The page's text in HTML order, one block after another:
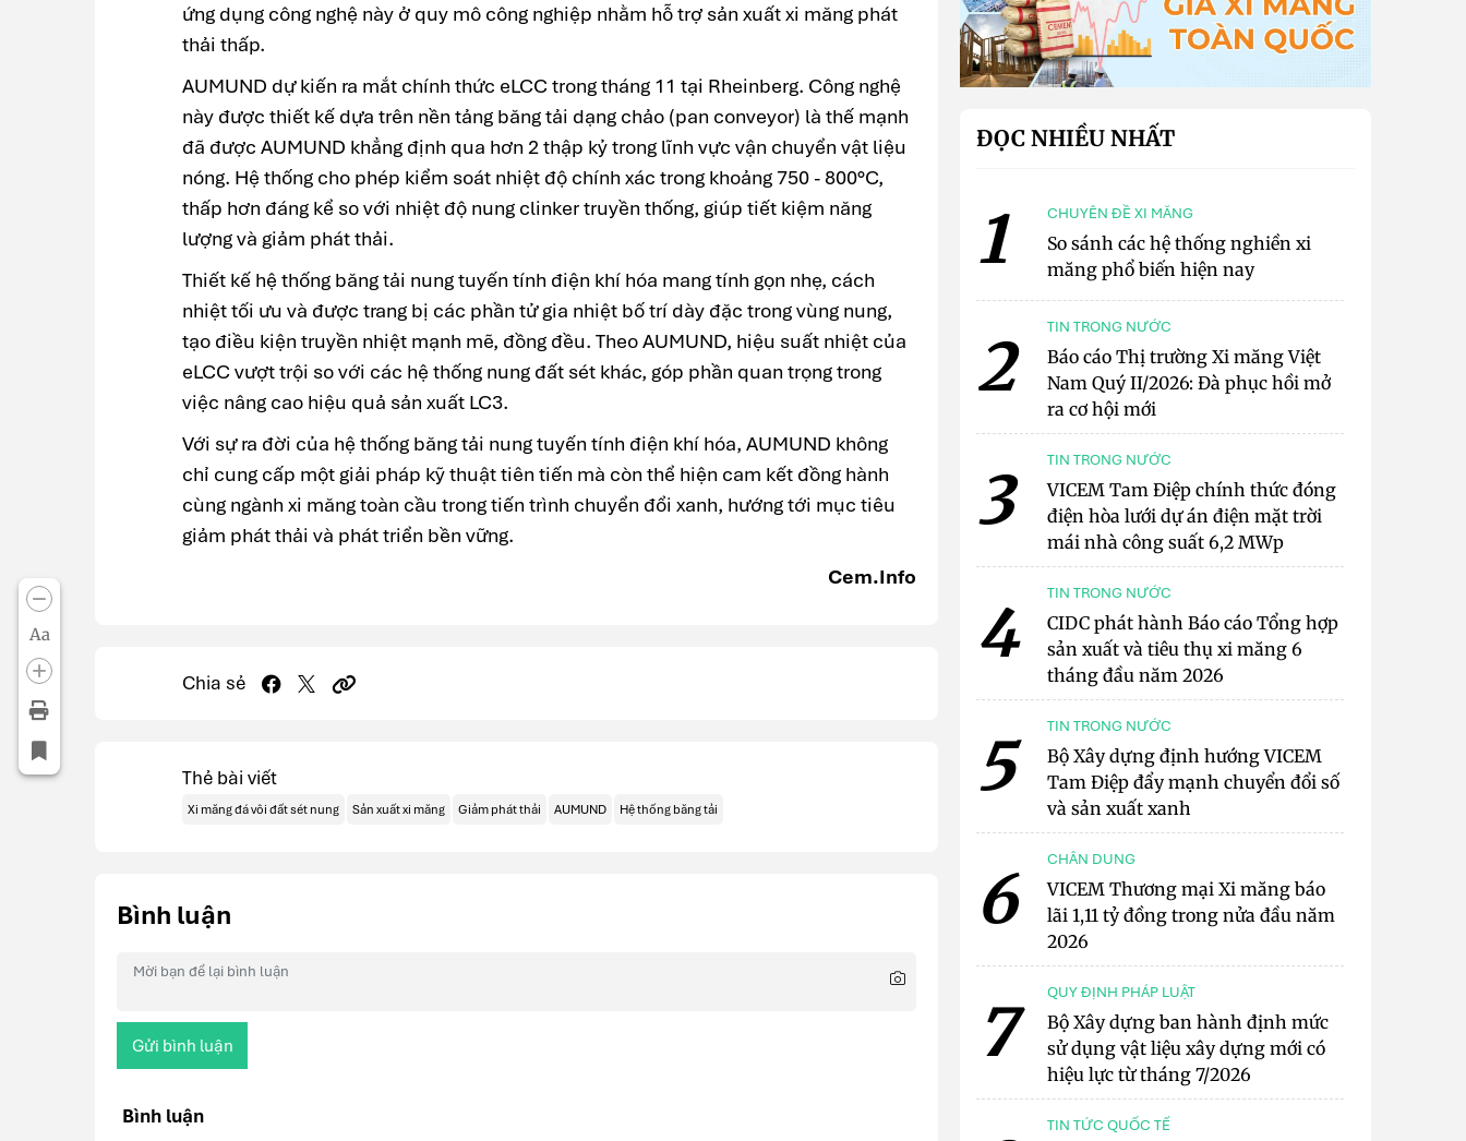
Aa
ứng dụng công nghệ này ở quy mô công nghiệp nhằm hỗ trợ sản xuất xi măng phát
thải thấp.
AUMUND dự kiến ra mắt chính thức eLCC trong tháng 11 tại Rheinberg. Công nghệ
này được thiết kế dựa trên nền tảng băng tải dạng chảo (pan conveyor) là thế mạnh
đã được AUMUND khẳng định qua hơn 2 thập kỷ trong lĩnh vực vận chuyển vật liệu
nóng. Hệ thống cho phép kiểm soát nhiệt độ chính xác trong khoảng 750 - 800°C,
thấp hơn đáng kể so với nhiệt độ nung clinker truyền thống, giúp tiết kiệm năng
lượng và giảm phát thải.
Thiết kế hệ thống băng tải nung tuyến tính điện khí hóa mang tính gọn nhẹ, cách
nhiệt tối ưu và được trang bị các phần tử gia nhiệt bố trí dày đặc trong vùng nung,
tạo điều kiện truyền nhiệt mạnh mẽ, đồng đều. Theo AUMUND, hiệu suất nhiệt của
eLCC vượt trội so với các hệ thống nung đất sét khác, góp phần quan trọng trong
việc nâng cao hiệu quả sản xuất LC3.
Với sự ra đời của hệ thống băng tải nung tuyến tính điện khí hóa, AUMUND không
chỉ cung cấp một giải pháp kỹ thuật tiên tiến mà còn thể hiện cam kết đồng hành
cùng ngành xi măng toàn cầu trong tiến trình chuyển đổi xanh, hướng tới mục tiêu
giảm phát thải và phát triển bền vững.
Cem.Info
Chia sẻ
Thẻ bài viết
Xi măng đá vôi đất sét nung Sản xuất xi măng Giảm phát thải AUMUND Hệ thống băng tải
Bình luận
Gửi bình luận
Bình luận
ĐỌC NHIỀU NHẤT
1 CHUYÊN ĐỀ XI MĂNG
So sánh các hệ thống nghiền xi
măng phổ biến hiện nay
2 TIN TRONG NƯỚC
Báo cáo Thị trường Xi măng Việt
Nam Quý II/2026: Đà phục hồi mở
ra cơ hội mới
3 TIN TRONG NƯỚC
VICEM Tam Điệp chính thức đóng
điện hòa lưới dự án điện mặt trời
mái nhà công suất 6,2 MWp
4 TIN TRONG NƯỚC
CIDC phát hành Báo cáo Tổng hợp
sản xuất và tiêu thụ xi măng 6
tháng đầu năm 2026
5 TIN TRONG NƯỚC
Bộ Xây dựng định hướng VICEM
Tam Điệp đẩy mạnh chuyển đổi số
và sản xuất xanh
6 CHÂN DUNG
VICEM Thương mại Xi măng báo
lãi 1,11 tỷ đồng trong nửa đầu năm
2026
7 QUY ĐỊNH PHÁP LUẬT
Bộ Xây dựng ban hành định mức
sử dụng vật liệu xây dựng mới có
hiệu lực từ tháng 7/2026
TIN TỨC QUỐC TẾ